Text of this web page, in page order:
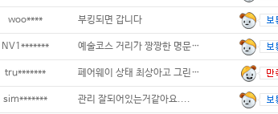
woo**** 부킹되면 갑니다
NV1******* 예술코스 거리가 짱짱한 명문구장이네요.
tru******* 페어웨이 상태 최상아고 그린상태 및 스피드
sim******* 관리 잘되어있는거같아요....